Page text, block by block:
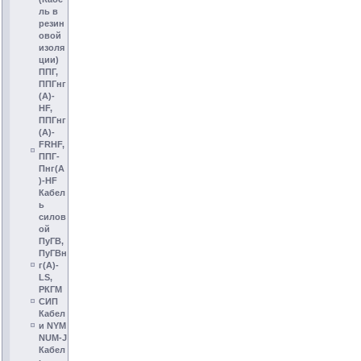
ль в
резин
овой
изоля
ции)
ППГ,
ППГнг
(А)-
HF,
ППГнг
(А)-
FRHF,
ППГ-
Пнг(А
)-HF
Кабел
ь
силов
ой
ПуГВ,
ПуГВн
г(А)-
LS,
РКГМ
СИП
Кабел
и NYM
NUM-J
Кабел